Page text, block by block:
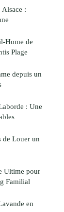
Alsace :
Home de
Plage
depuis un
: Une
de Louer un
Ultime pour
Familial
en